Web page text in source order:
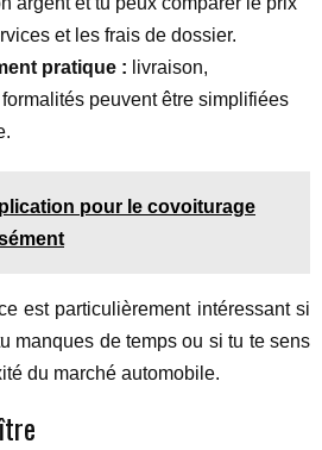
et les frais de dossier.
pratique : livraison,
peuvent être simplifiées
pour le covoiturage
est particulièrement intéressant si
manques de temps ou si tu te sens
du marché automobile.